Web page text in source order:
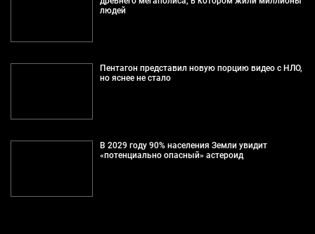
людей
Пентагон представил новую порцию видео с НЛО,
но яснее не стало
В 2029 году 90% населения Земли увидит
«потенциально опасный» астероид